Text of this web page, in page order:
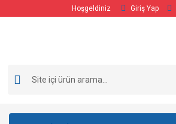
Hoşgeldiniz Giriş Yap